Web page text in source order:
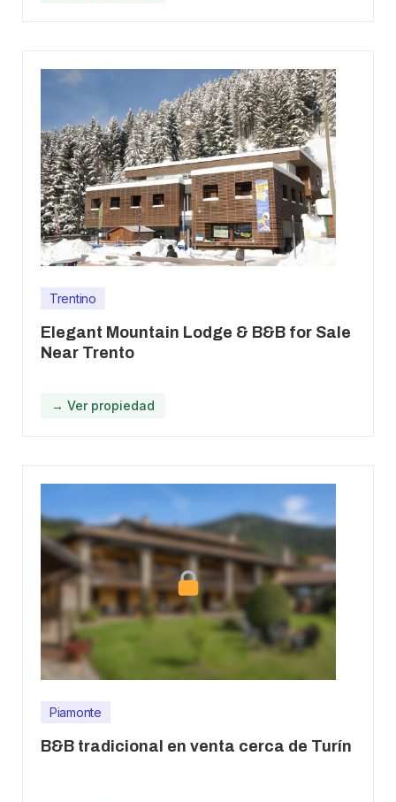
Trentino
Elegant Mountain Lodge & B&B for Sale
Near Trento
→ Ver propiedad
Piamonte
B&B tradicional en venta cerca de Turín